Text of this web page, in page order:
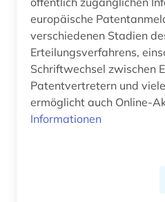
europäische
verschiedenen Stadien
Erteilungsverfahrens,
Schriftwechsel zwischen
Patentvertretern und
ermöglicht auch Online-
Informationen